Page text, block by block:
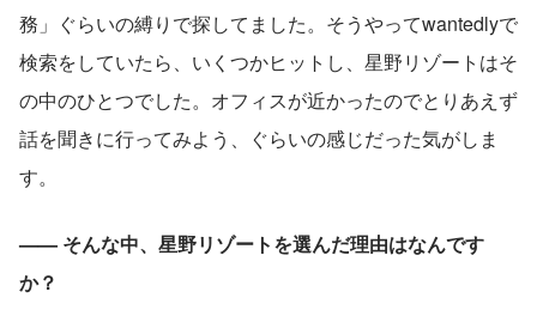
務」ぐらいの縛りで探してました。そうやってwantedlyで
検索をしていたら、いくつかヒットし、星野リゾートはそ
の中のひとつでした。オフィスが近かったのでとりあえず
話を聞きに行ってみよう、ぐらいの感じだった気がしま
す。
—— そんな中、星野リゾートを選んだ理由はなんです
か？